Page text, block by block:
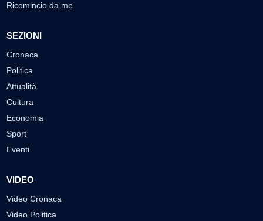
Ricomincio da me
SEZIONI
Cronaca
Politica
Attualità
Cultura
Economia
Sport
Eventi
VIDEO
Video Cronaca
Video Politica